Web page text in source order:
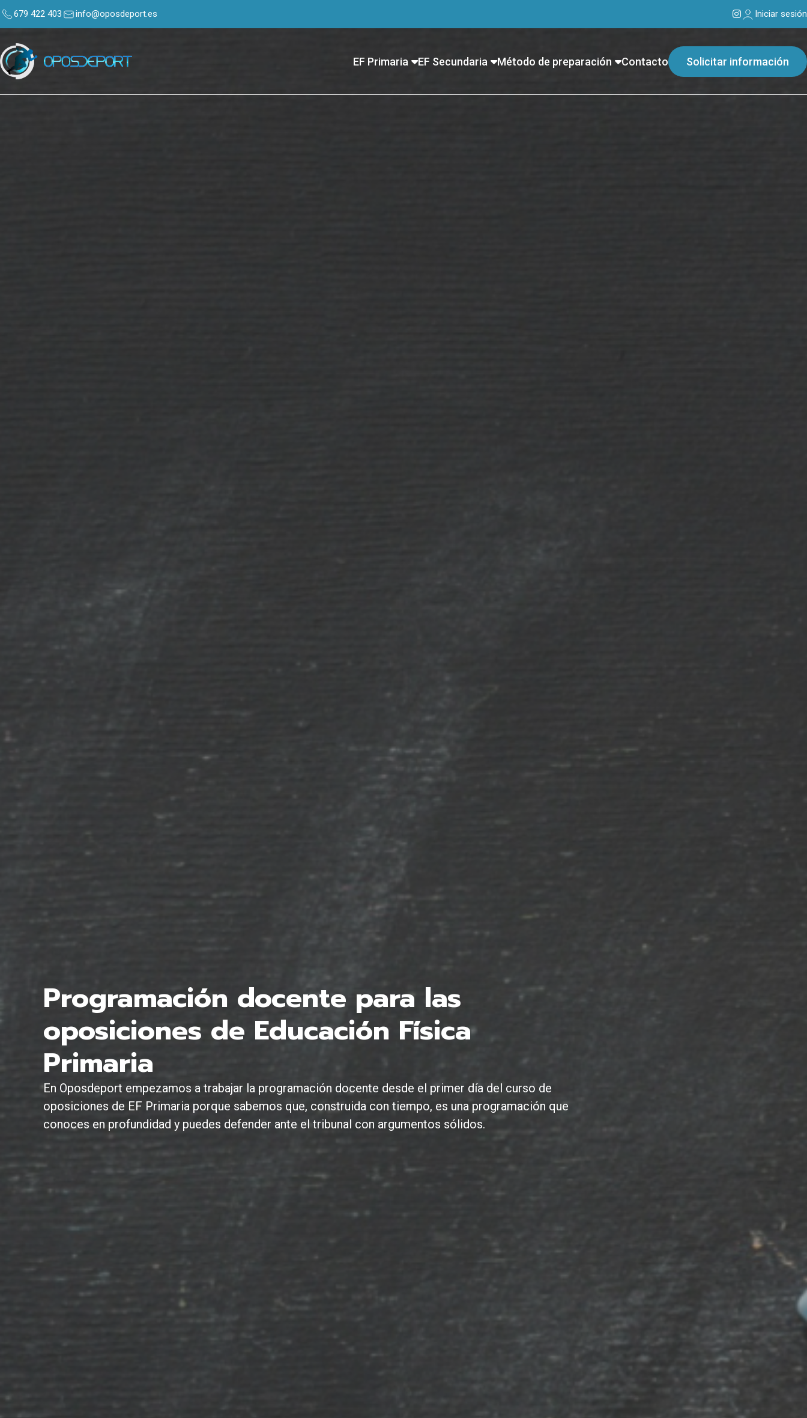
679 422 403 info@oposdeport.es Iniciar sesión
EF Primaria EF Secundaria Método de preparación Contacto Solicitar información
Programación docente para las
oposiciones de Educación Física
Primaria
En Oposdeport empezamos a trabajar la programación docente desde el primer día del curso de
oposiciones de EF Primaria porque sabemos que, construida con tiempo, es una programación que
conoces en profundidad y puedes defender ante el tribunal con argumentos sólidos.